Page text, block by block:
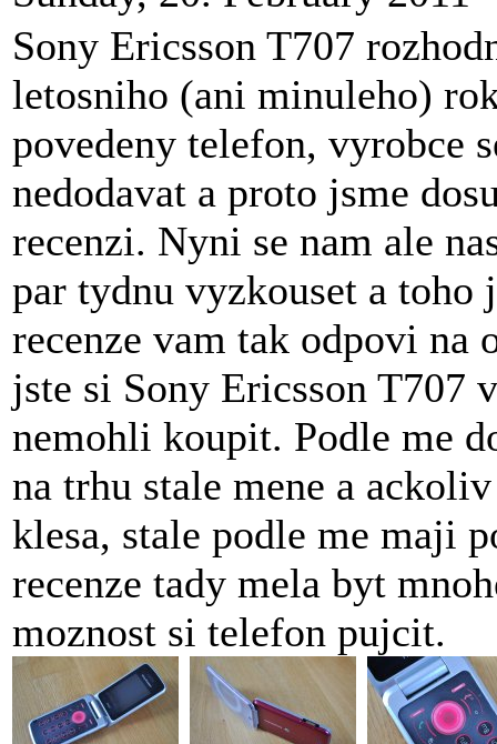
Sony Ericsson T707
letosniho (ani minuleho)
povedeny telefon, vyrobce
nedodavat a proto jsme
recenzi. Nyni se nam ale
par tydnu vyzkouset a
recenze vam tak odpovi na
jste si Sony Ericsson T707
nemohli koupit. Podle me
na trhu stale mene a
klesa, stale podle me maji
recenze tady mela byt
moznost si telefon pujcit.